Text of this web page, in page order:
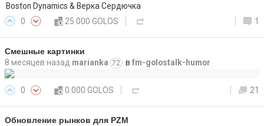
Boston Dynamics & Верка Сердючка
0
25.000 GOLOS 1
Смешные картинки
8 месяцев назад marianka 72 в fm-golostalk-humor
0 0.000 GOLOS 21
Обновление рынков для PZM